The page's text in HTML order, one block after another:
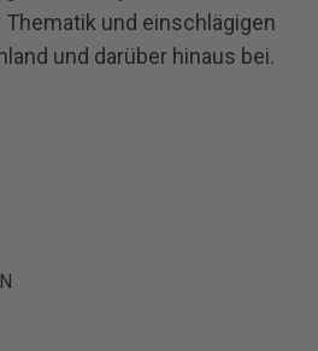
und einschlägigen
und darüber hinaus bei.